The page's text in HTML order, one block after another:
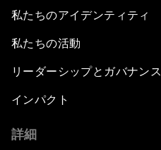
私たちのアイデンティティ
私たちの活動
リーダーシップとガバナンス
インパクト
詳細